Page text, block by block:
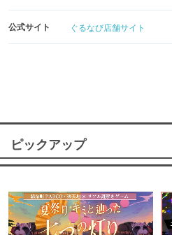
公式サイト ぐるなび店舗サイト
ピックアップ